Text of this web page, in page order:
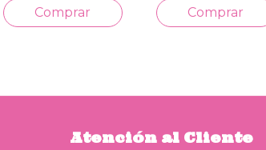
Atención al Cliente